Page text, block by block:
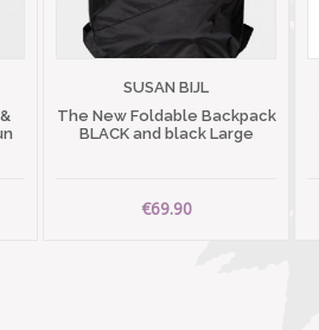
SUSAN BIJL
The New Foldable Backpack
BLACK and black Large
€69.90